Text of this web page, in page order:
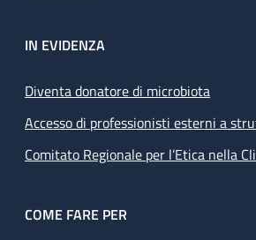
IN EVIDENZA
Diventa donatore di microbiota
Accesso di professionisti esterni a
Comitato Regionale per l’Etica nella
COME FARE PER